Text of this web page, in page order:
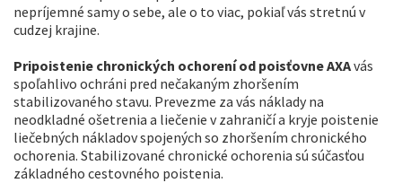
nepríjemné samy o sebe, ale o to viac, pokiaľ vás stretnú v
cudzej krajine.
Pripoistenie chronických ochorení od poisťovne AXAvás
spoľahlivo ochráni pred nečakaným zhoršením
stabilizovaného stavu. Prevezme za vás náklady na
neodkladné ošetrenia a liečenie v zahraničí a kryje poistenie
liečebných nákladov spojených so zhoršením chronického
ochorenia. Stabilizované chronické ochorenia sú súčasťou
základného cestovného poistenia.